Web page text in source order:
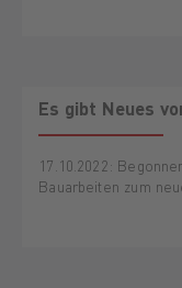
Es gibt Neues
17.10.2022:
Bauarbeiten zum